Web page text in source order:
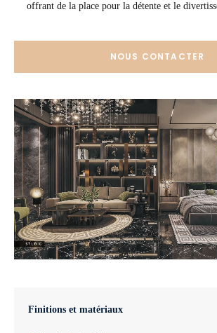
offrant de la place pour la détente et le
NOUS CONTACTER
Finitions et matériaux